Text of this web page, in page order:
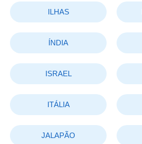
ILHAS
ÍNDIA
ISRAEL
ITÁLIA
JALAPÃO